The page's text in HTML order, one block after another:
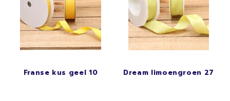
Franse kus geel 10 Dream limoengroen 27